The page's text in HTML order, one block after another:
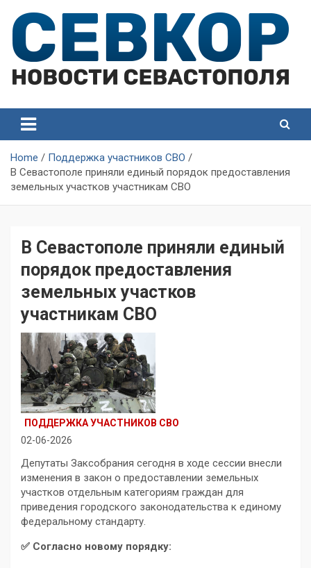
content
Севастополя
Севастополя
Home
Поддержка участников СВО
В Севастополе приняли единый порядок предоставления
земельных участков участникам СВО
В Севастополе приняли единый
порядок предоставления
земельных участков
участникам СВО
ПОДДЕРЖКА УЧАСТНИКОВ СВО
02-06-2026
Депутаты Заксобрания сегодня в ходе сессии внесли
изменения в закон о предоставлении земельных
участков отдельным категориям граждан для
приведения городского законодательства к единому
федеральному стандарту.
✅ Согласно новому порядку: